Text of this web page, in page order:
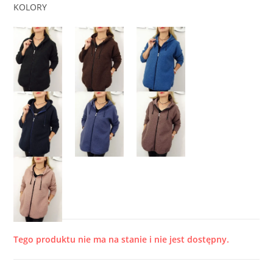
KOLORY
Tego produktu nie ma na stanie i nie jest dostępny.